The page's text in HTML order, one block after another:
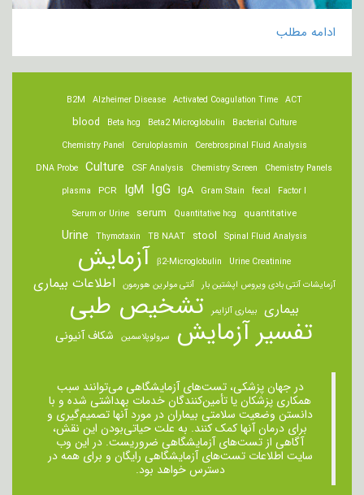
ادامه مطلب
ACT
Activated Coagulation Time
Alzheimer Disease
B2M
Bacterial Culture
Beta2 Microglobulin
Beta hcg
blood
Cerebrospinal Fluid Analysis
Ceruloplasmin
Chemistry Panel
Chemistry Panels
Chemistry Screen
CSF Analysis
Culture
DNA Probe
Factor I
fecal
Gram Stain
IgA
IgG
IgM
PCR
plasma
quantitative
Quantitative hcg
serum
Serum or Urine
Spinal Fluid Analysis
stool
TB NAAT
Thymotaxin
Urine
Urine Creatinine
β2-Microglobulin آزمایش
آزمایشات آنتی بادی ویروس اپشتین بار آنتی مولرین هورمون اطلاعات بیماری
بیماری بیماری آلزایمر تشخیص طبی
تفسیر آزمایش سرولوپلاسمین شکاف آنیونی
در جهان پزشکی، تست‌های آزمایشگاهی می‌توانند سبب
همکاری پزشکان یا تأمین‌کنندگان خدمات بهداشتی شده و با
دانستن وضعیت سلامتی بیماران در مورد آنها تصمیم‌گیری و
برای درمان ‌آنها کمک کنند. به علت حیاتی‌بودن این نقش،
آگاهی از تست‌های آزمایشگاهی ضروریست. در این وب
سایت اطلاعات تست‌های آزمایشگاهی رایگان و برای همه در
دسترس خواهد بود.